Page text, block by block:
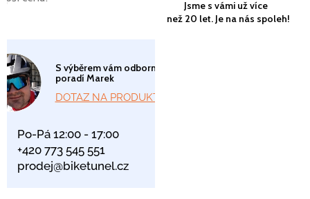
S výběrem vám odborně
poradí Marek
DOTAZ NA PRODUKT
Po-Pá 12:00 - 17:00
+420 773 545 551
prodej@biketunel.cz
Jsme s vámi už více
než 20 let. Je na nás spoleh!